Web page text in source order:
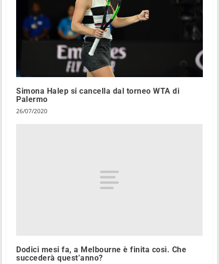
Simona Halep si cancella dal torneo WTA di
Palermo
26/07/2020
Dodici mesi fa, a Melbourne è finita così. Che
succederà quest’anno?